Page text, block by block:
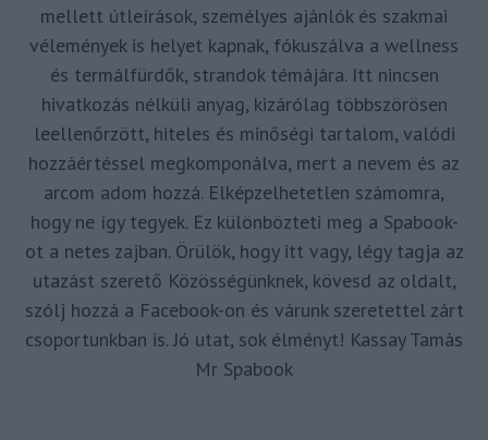
mellett útleírások, személyes ajánlók és szakmai
vélemények is helyet kapnak, fókuszálva a wellness
és termálfürdők, strandok témájára. Itt nincsen
hivatkozás nélküli anyag, kizárólag többszörösen
leellenőrzött, hiteles és minőségi tartalom, valódi
hozzáértéssel megkomponálva, mert a nevem és az
arcom adom hozzá. Elképzelhetetlen számomra,
hogy ne így tegyek. Ez különbözteti meg a Spabook-
ot a netes zajban. Örülök, hogy itt vagy, légy tagja az
utazást szerető Közösségünknek, kövesd az oldalt,
szólj hozzá a Facebook-on és várunk szeretettel zárt
csoportunkban is. Jó utat, sok élményt! Kassay Tamás
Mr Spabook